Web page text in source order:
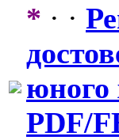
* · ·
юного
PDF/